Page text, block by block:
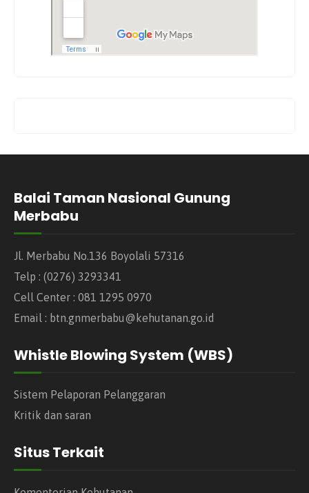
Balai Taman Nasional Gunung
Merbabu
Jl. Merbabu No.136 Boyolali 57316
Telp : (0276) 3293341
Cell Center : 081 1295 0970
Email : btn.gnmerbabu@kehutanan.go.id
Whistle Blowing System (WBS)
Sistem Pelaporan Pelanggaran
Kritik dan saran
Situs Terkait